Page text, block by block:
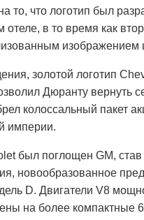
то, что логотип был
в то время как
изображением
золотой логотип
Дюранту вернуть
колоссальный пакет
империи.
был поглощен GM,
новообразованное
D. Двигатели V8
на более компактные